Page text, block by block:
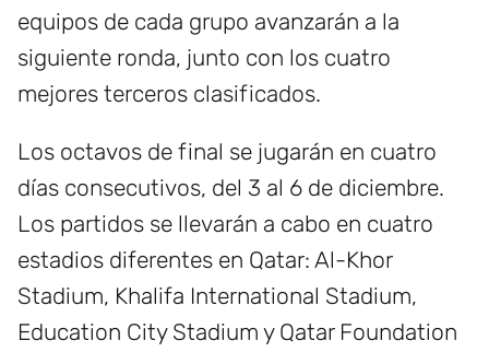
equipos de cada grupo avanzarán a la
siguiente ronda, junto con los cuatro
mejores terceros clasificados.
Los octavos de final se jugarán en cuatro
días consecutivos, del 3 al 6 de diciembre.
Los partidos se llevarán a cabo en cuatro
estadios diferentes en Qatar: Al-Khor
Stadium, Khalifa International Stadium,
Education City Stadium y Qatar Foundation